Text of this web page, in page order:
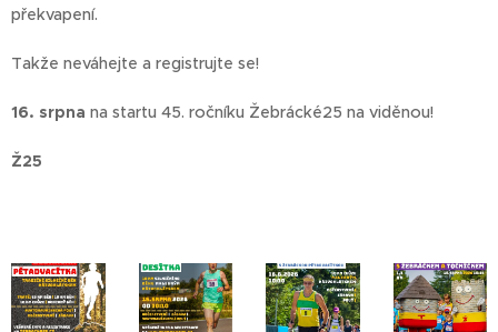
překvapení.
Takže neváhejte a registrujte se!
16. srpna na startu 45. ročníku Žebrácké25 na viděnou!
Ž25